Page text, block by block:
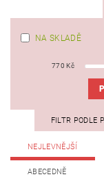
NA SKLADĚ
770 Kč
FILTR PODLE
NEJLEVNĚJŠÍ
ABECEDNĚ